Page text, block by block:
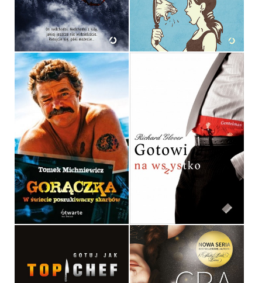
49,99 ZŁ 39,99 ZŁ
GORĄCZKA
TOMEK MICHNIEWICZ
OPRAWA MIĘKKA
39,90 ZŁ
GOTOWI NA WSZYSTKO
RICHARD GLOVER
OPRAWA MIĘKKA
29,90 ZŁ